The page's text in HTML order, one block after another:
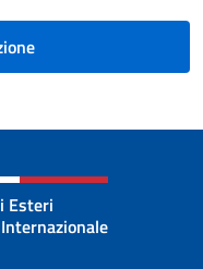
Esteri